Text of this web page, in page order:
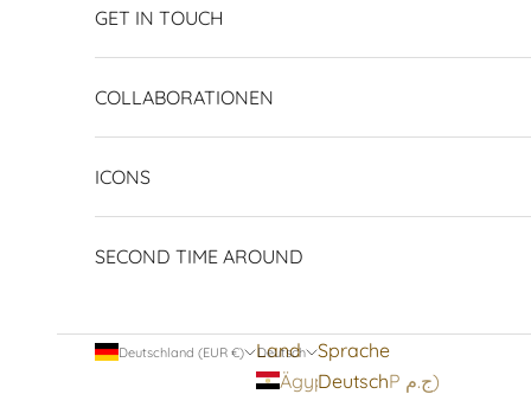
GET IN TOUCH
COLLABORATIONEN
ICONS
SECOND TIME AROUND
Deutschland (EUR €)
Land
Ägypten (EGP ج.م)
Deutsch
Sprache
Deutsch